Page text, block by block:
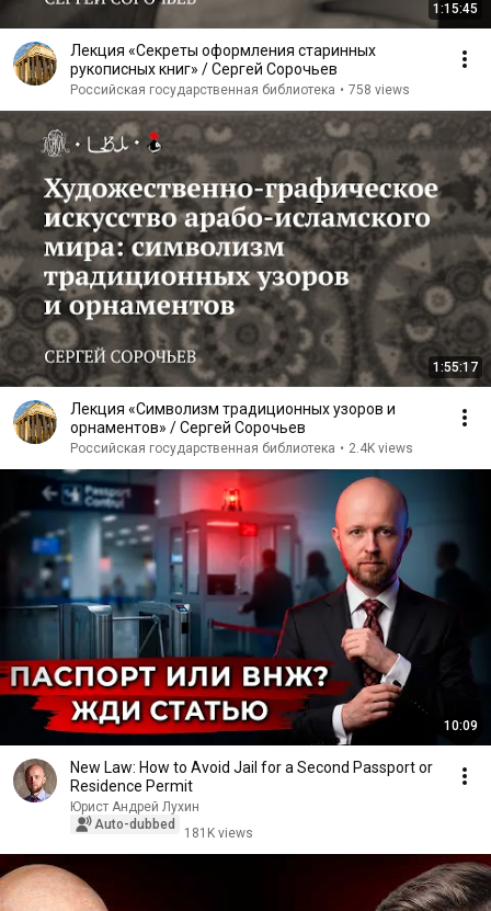
1:15:45
Лекция «Секреты оформления старинных
рукописных книг» / Сергей Сорочьев
Российская государственная библиотека • 758 views
1:55:17
Лекция «Символизм традиционных узоров и
орнаментов» / Сергей Сорочьев
Российская государственная библиотека • 2.4K views
10:09
New Law: How to Avoid Jail for a Second Passport or
Residence Permit
Юрист Андрей Лухин
Auto-dubbed
181K views